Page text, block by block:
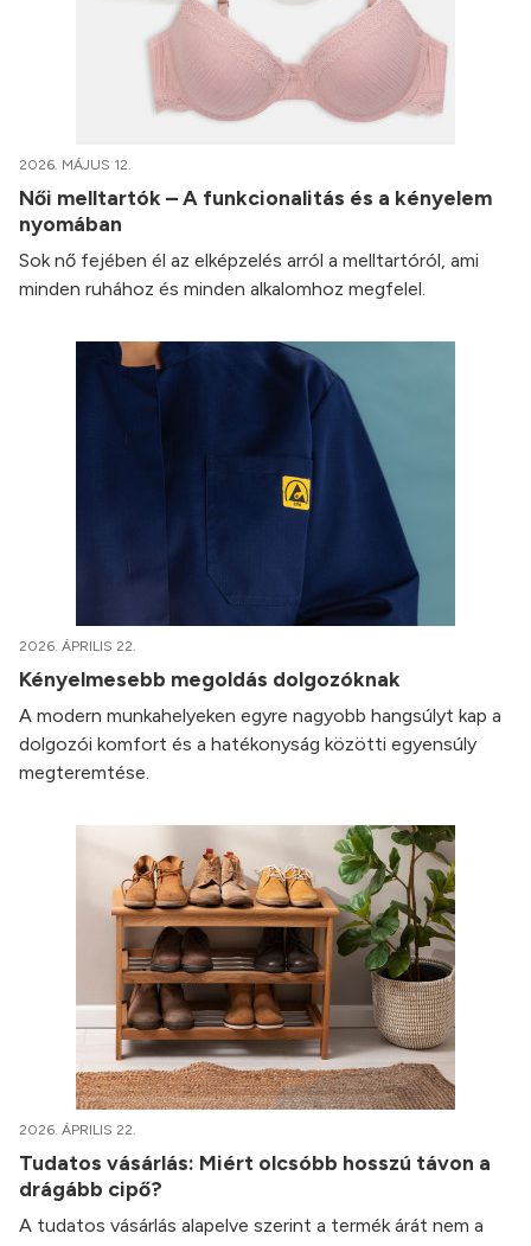
2026. MÁJUS 12.
Női melltartók – A funkcionalitás és a kényelem
nyomában
Sok nő fejében él az elképzelés arról a melltartóról, ami
minden ruhához és minden alkalomhoz megfelel.
2026. ÁPRILIS 22.
Kényelmesebb megoldás dolgozóknak
A modern munkahelyeken egyre nagyobb hangsúlyt kap a
dolgozói komfort és a hatékonyság közötti egyensúly
megteremtése.
2026. ÁPRILIS 22.
Tudatos vásárlás: Miért olcsóbb hosszú távon a
drágább cipő?
A tudatos vásárlás alapelve szerint a termék árát nem a